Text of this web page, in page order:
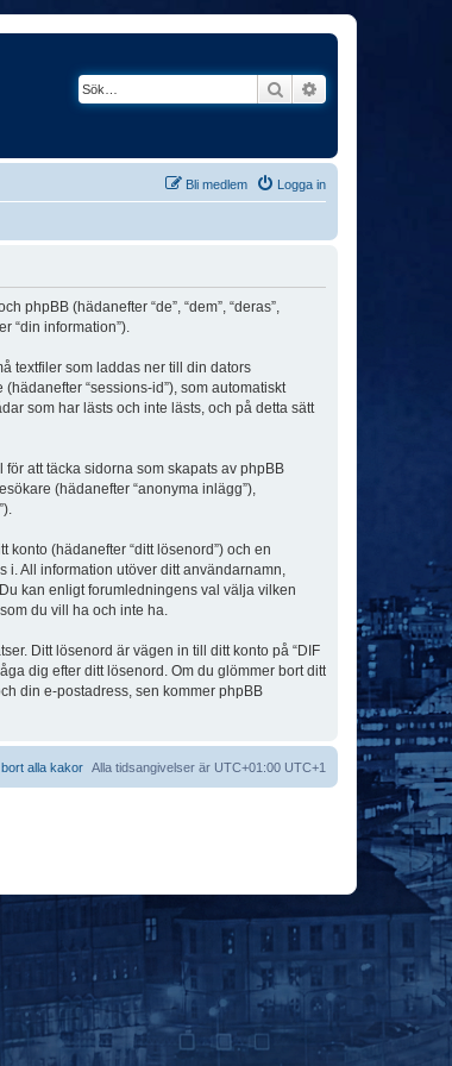
Sök
Logga in
Bli medlem
phpBB (hädanefter “de”, “dem”, “deras”,
“din information”).
textfiler som laddas ner till din dators
“sessions-id”), som automatiskt
som har lästs och inte lästs, och på detta sätt
att täcka sidorna som skapats av phpBB
(hädanefter “anonyma inlägg”),
(hädanefter “ditt lösenord”) och en
i. All information utöver ditt användarnamn,
kan enligt forumledningens val välja vilken
du vill ha och inte ha.
Ditt lösenord är vägen in till ditt konto på “DIF
dig efter ditt lösenord. Om du glömmer bort ditt
din e-postadress, sen kommer phpBB
Alla tidsangivelser är UTC+01:00 UTC+1
alla kakor